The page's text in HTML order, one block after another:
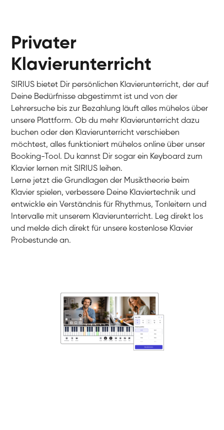
Charlotte
Klavier / Piano / Flügel
Klavier / Piano / Flügel
Klavier / Piano / Flügel
Privater
Klavierunterricht
SIRIUS bietet Dir persönlichen Klavierunterricht, der auf
Deine Bedürfnisse abgestimmt ist und von der
Lehrersuche bis zur Bezahlung läuft alles mühelos über
unsere Plattform. Ob du mehr Klavierunterricht dazu
buchen oder den Klavierunterricht verschieben
möchtest, alles funktioniert mühelos online über unser
Booking-Tool. Du kannst Dir sogar ein Keyboard zum
Klavier lernen mit SIRIUS leihen.
Lerne jetzt die Grundlagen der Musiktheorie beim
Klavier spielen, verbessere Deine Klaviertechnik und
entwickle ein Verständnis für Rhythmus, Tonleitern und
Intervalle mit unserem Klavierunterricht. Leg direkt los
und melde dich direkt für unsere kostenlose Klavier
Probestunde an.